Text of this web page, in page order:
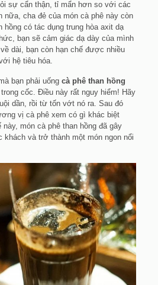
sự cẩn thận, tỉ mẩn hơn so với các
nữa, cha đẻ của món cà phê này còn
hồng có tác dụng trung hòa axit dạ
bạn sẽ cảm giác dạ dày của mình
dài, bạn còn hạn chế được nhiều
hệ tiêu hóa.
bạn phải uống cà phê than hồng
cốc. Điều này rất nguy hiểm! Hãy
dần, rồi từ tốn vớt nó ra. Sau đó
vị cà phê xem có gì khác biệt
món cà phê than hồng đã gây
khách và trở thành một món ngon nổi